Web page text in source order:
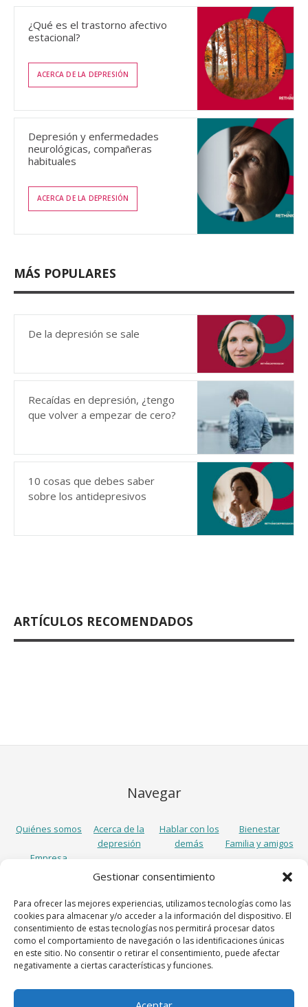
Gestionar consentimiento
Para ofrecer las mejores experiencias, utilizamos tecnologías como las
cookies para almacenar y/o acceder a la información del dispositivo. El
consentimiento de estas tecnologías nos permitirá procesar datos
como el comportamiento de navegación o las identificaciones únicas
en este sitio. No consentir o retirar el consentimiento, puede afectar
negativamente a ciertas características y funciones.
¿Qué es el trastorno afectivo
estacional?
ACERCA DE LA DEPRESIÓN
Depresión y enfermedades
neurológicas, compañeras
habituales
ACERCA DE LA DEPRESIÓN
MÁS POPULARES
De la depresión se sale
Recaídas en depresión, ¿tengo
que volver a empezar de cero?
10 cosas que debes saber
sobre los antidepresivos
ARTÍCULOS RECOMENDADOS
Navegar
Quiénes somos
Acerca de la
depresión
Hablar con los
demás
Bienestar
Familia y amigos
Empresa
Síguenos